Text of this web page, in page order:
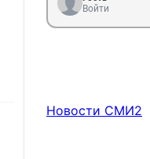
Войти
Новости СМИ2